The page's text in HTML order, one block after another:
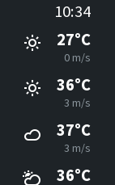
10:34
27°C
0 m/s
36°C
3 m/s
37°C
3 m/s
36°C